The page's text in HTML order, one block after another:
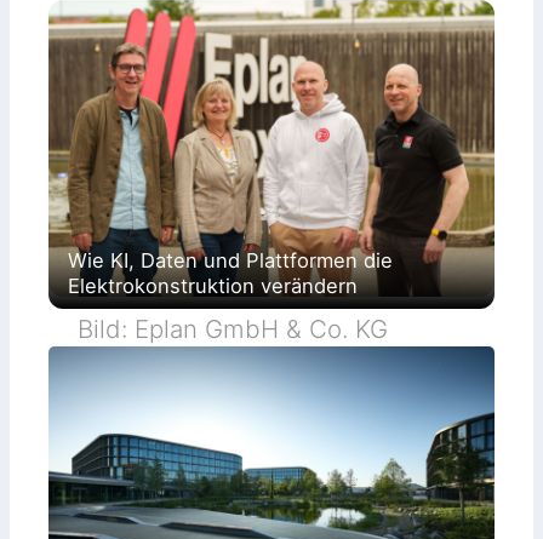
Wie KI, Daten und Plattformen die
Elektrokonstruktion verändern
Bild: Eplan GmbH & Co. KG